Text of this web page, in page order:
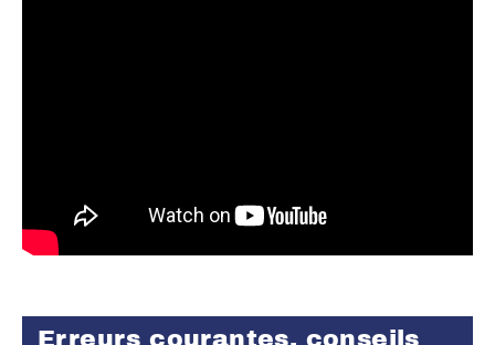
Erreurs courantes, conseils